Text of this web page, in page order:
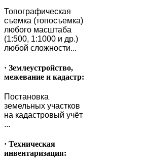
Топографическая
съемка (топосъемка)
любого масштаба
(1:500, 1:1000 и др.)
любой сложности...
· Землеустройство,
межевание и кадастр:
Постановка
земельных участков
на кадастровый учёт
...
· Техническая
инвентаризация: